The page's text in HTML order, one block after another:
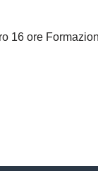
16 ore